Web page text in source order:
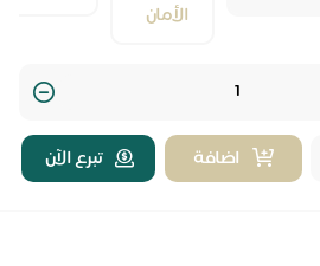
الأمان
اضافة
تبرع الآن